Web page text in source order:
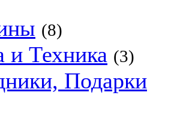
(8)
и Техника (3)
Подарки